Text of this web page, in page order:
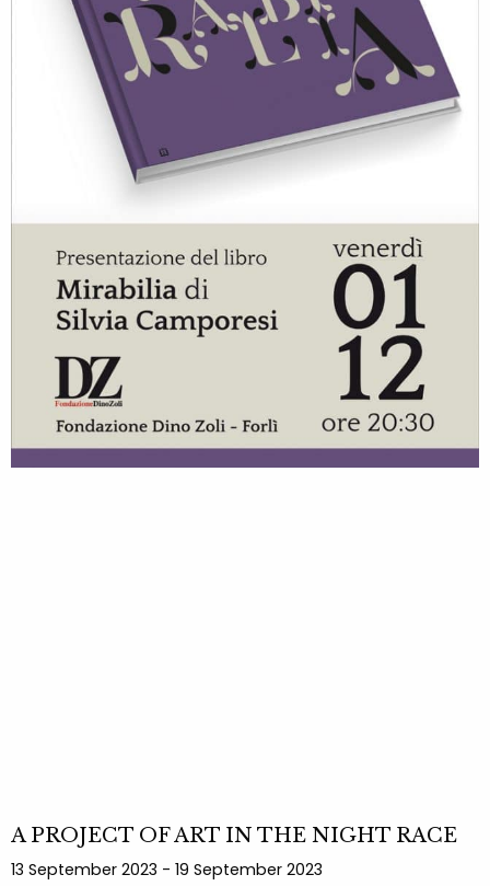
A PROJECT OF ART IN THE NIGHT RACE
13 September 2023 - 19 September 2023